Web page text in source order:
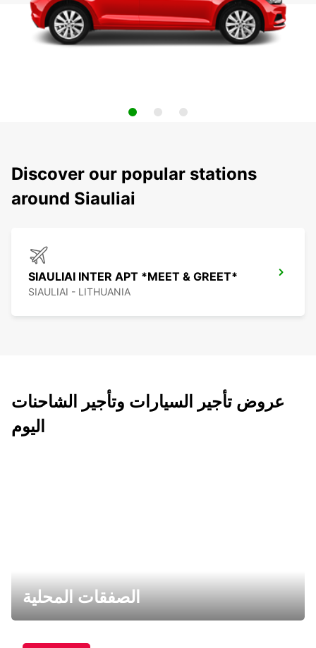
Discover our popular stations
around Siauliai
SIAULIAI INTER APT *MEET & GREET*
SIAULIAI - LITHUANIA
عروض تأجير السيارات وتأجير الشاحنات
اليوم
الصفقات المحلية